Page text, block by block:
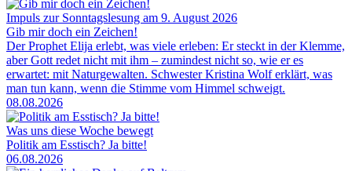
Impuls zur Sonntagslesung am 9. August 2026
Gib mir doch ein Zeichen!
Der Prophet Elija erlebt, was viele erleben: Er steckt in der Klemme,
aber Gott redet nicht mit ihm – zumindest nicht so, wie er es
erwartet: mit Naturgewalten. Schwester Kristina Wolf erklärt, was
man tun kann, wenn die Stimme vom Himmel schweigt.
08.08.2026
Was uns diese Woche bewegt
Politik am Esstisch? Ja bitte!
06.08.2026